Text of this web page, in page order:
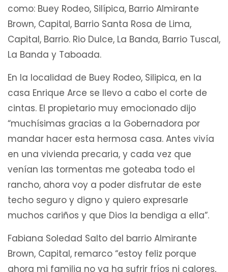
como: Buey Rodeo, Silípica, Barrio Almirante
Brown, Capital, Barrio Santa Rosa de Lima,
Capital, Barrio. Rio Dulce, La Banda, Barrio Tuscal,
La Banda y Taboada.
En la localidad de Buey Rodeo, Silipica, en la
casa Enrique Arce se llevo a cabo el corte de
cintas. El propietario muy emocionado dijo
“muchísimas gracias a la Gobernadora por
mandar hacer esta hermosa casa. Antes vivía
en una vivienda precaria, y cada vez que
venían las tormentas me goteaba todo el
rancho, ahora voy a poder disfrutar de este
techo seguro y digno y quiero expresarle
muchos cariños y que Dios la bendiga a ella”.
Fabiana Soledad Salto del barrio Almirante
Brown, Capital, remarco “estoy feliz porque
ahora mi familia no va ha sufrir fríos ni calores,